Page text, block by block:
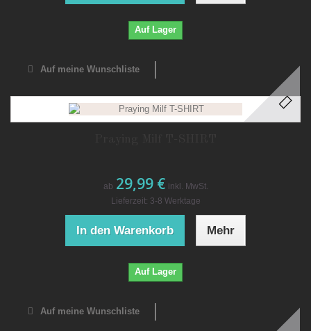
Auf Lager
Auf meine Wunschliste
ab 29,99 € inkl. MwSt.
Lieferzeit: 3-8 Werktage
In den Warenkorb Mehr
Auf Lager
Auf meine Wunschliste